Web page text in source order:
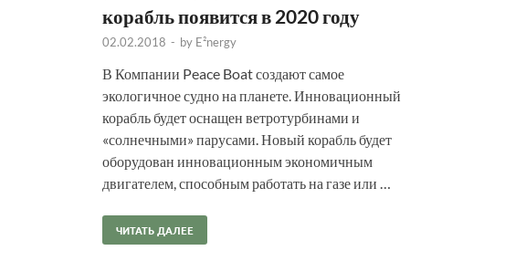
корабль появится в 2020 году
02.02.2018 - by E²nergy
В Компании Peace Boat создают самое
экологичное судно на планете. Инновационный
корабль будет оснащен ветротурбинами и
«солнечными» парусами. Новый корабль будет
оборудован инновационным экономичным
двигателем, способным работать на газе или …
ЧИТАТЬ ДАЛЕЕ